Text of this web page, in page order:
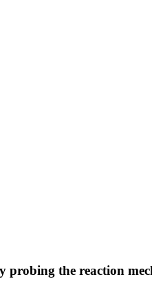
the reaction